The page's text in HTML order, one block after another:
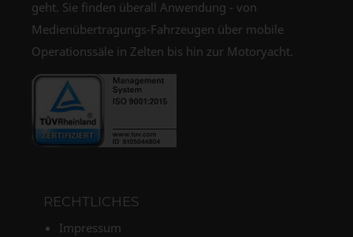
geht. Sie finden überall Anwendung - von
Medienübertragungs-Fahrzeugen über mobile
Operationssäle in Zelten bis hin zur Motoryacht.
RECHTLICHES
Impressum